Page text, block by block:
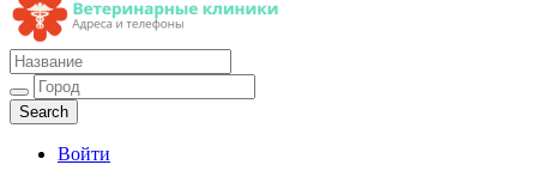
Ветеринарные клиники
Адреса и телефоны
Войти